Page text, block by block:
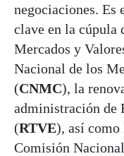
negociaciones. Es
clave en la cúpula
Mercados y
Nacional de los
(CNMC), la
administración de
(RTVE), así como
Comisión